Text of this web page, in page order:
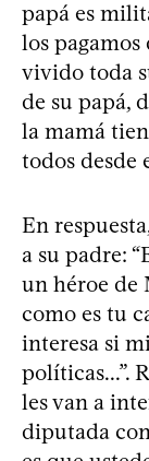
papá es
los
vivido toda
de su papá,
la mamá
todos desde
En
a su padre:
un héroe de
como es tu
interesa si
políticas...”.
les van a
diputada